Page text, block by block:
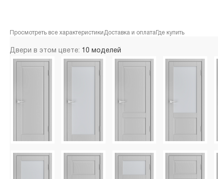
Просмотреть все характеристики Доставка и оплата Где купить
Двери в этом цвете: 10 моделей